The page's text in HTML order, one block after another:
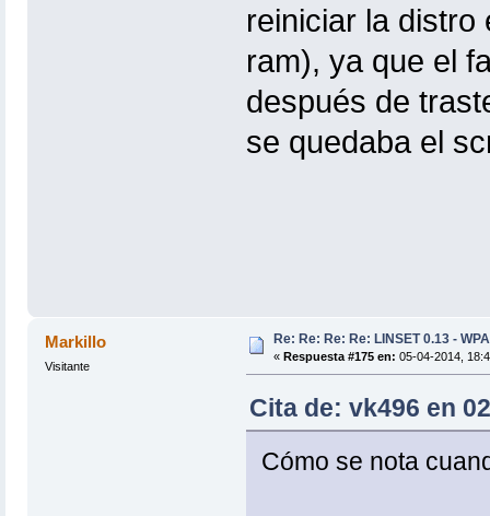
reiniciar la distro
ram), ya que el
después de
se quedaba el
Markillo
Visitante
Re: Re: Re: Re: LINSET 0.13 -
« Respuesta #175 en: 05-04-2014,
Cita de: vk496 en
Cómo se nota